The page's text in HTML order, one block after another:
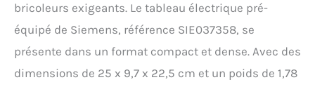
bricoleurs exigeants. Le tableau électrique pré-
équipé de Siemens, référence SIE037358, se
présente dans un format compact et dense. Avec des
dimensions de 25 x 9,7 x 22,5 cm et un poids de 1,78